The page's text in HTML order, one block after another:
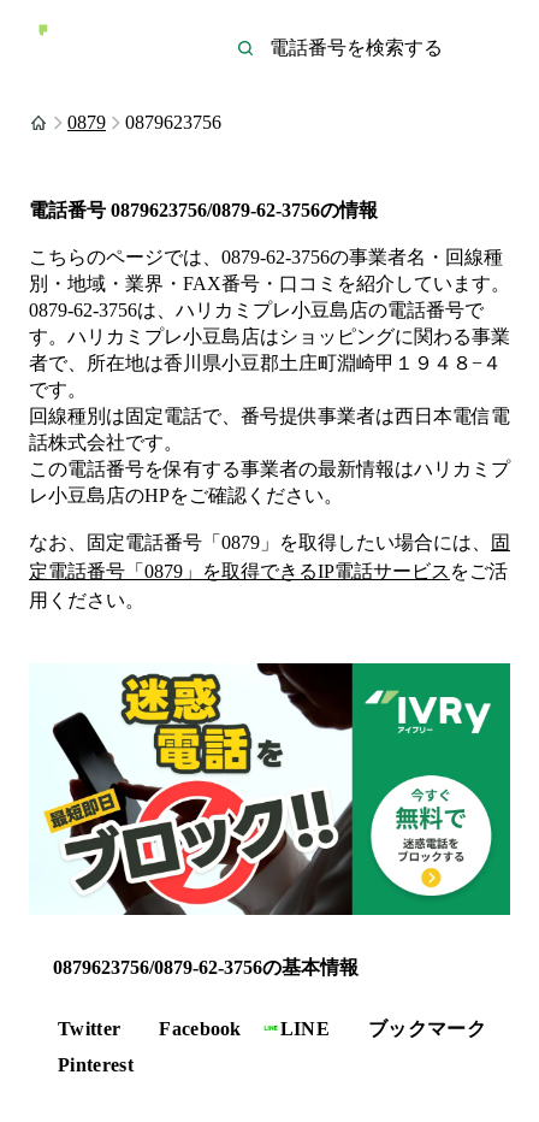
0879 0879623756
電話番号 0879623756/0879-62-3756の情報
こちらのページでは、 0879-62-3756の事業者名・回線種
別・地域・業界・FAX番号・口コミを紹介しています。
0879-62-3756は、 ハリカミプレ小豆島店の電話番号で
す。 ハリカミプレ小豆島店はショッピングに関わる事業
者で、所在地は香川県小豆郡土庄町淵崎甲１９４８−４
です。
回線種別は固定電話で、番号提供事業者は西日本電信電
話株式会社です。
この電話番号を保有する事業者の最新情報はハリカミプ
レ小豆島店のHPをご確認ください。
なお、固定電話番号「 0879 」を取得したい場合には、
固
定電話番号「 0879 」を取得できるIP電話サービス をご活
用ください。
0879623756/0879-62-3756の基本情報
Twitter Facebook LINE
ブックマーク
Pinterest